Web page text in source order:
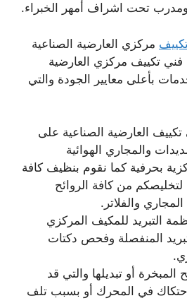
ومدرب تحت اشراف أمهر الخبراء.
مركزي العارضية الصناعية
تكييف مركزي العارضية
بأعلى معايير الجودة والتي
تكييف العارضية الصناعية على
والمجاري الهوائية
بحرفية كما نقوم بنظيف كافة
لتخليصكم من كافة الروائح
والفلاتر.
التبريد للمكيف المركزي
المنفصلة وفحص دكتات
أو تبديلها والتي قد
في المحرك أو بسبب تلف